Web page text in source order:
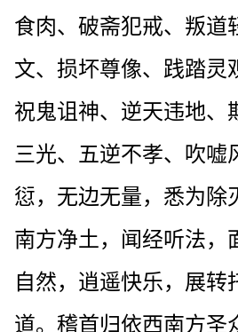
食肉、破斋犯戒、叛道
文、损坏尊像、践踏灵
祝鬼诅神、逆天违地、
三光、五逆不孝、吹嘘
愆，无边无量，悉为除
南方净土，闻经听法，
自然，逍遥快乐，展转
道。稽首归依西南方圣